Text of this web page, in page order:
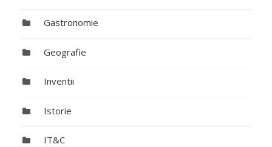
Gastronomie
Geografie
Inventii
Istorie
IT&C